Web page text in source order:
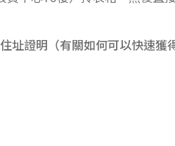
址證明（有關如何可以快速